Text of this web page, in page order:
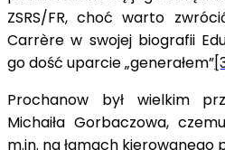
ZSRS/FR, choć warto
Carrère w swojej biografii
go dość uparcie „generałem”
Prochanow był wielkim
Michaiła Gorbaczowa,
m.in. na łamach kierowanego